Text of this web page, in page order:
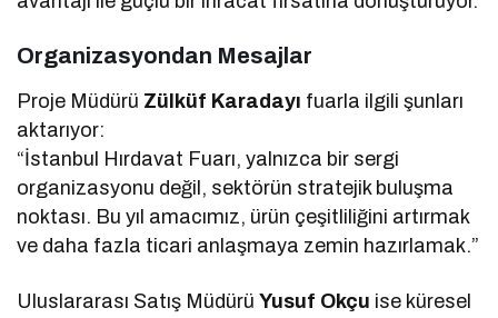
Organizasyondan Mesajlar
Proje Müdürü Zülküf Karadayı fuarla ilgili şunları
aktarıyor:
“İstanbul Hırdavat Fuarı, yalnızca bir sergi
organizasyonu değil, sektörün stratejik buluşma
noktası. Bu yıl amacımız, ürün çeşitliliğini artırmak
ve daha fazla ticari anlaşmaya zemin hazırlamak.”
Uluslararası Satış MüdürüYusuf Okçu ise küresel